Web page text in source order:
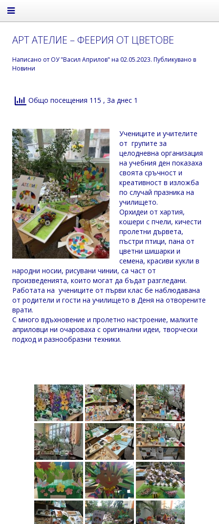
АРТ АТЕЛИЕ – ФЕЕРИЯ ОТ ЦВЕТОВЕ
Написано от ОУ "Васил Априлов" на 02.05.2023. Публикувано в
Новини
Общо посещения 115 , За днес 1
Учениците и учителите
от групите за
целодневна организация
на учебния ден показаха
своята сръчност и
креативност в изложба
по случай празника на
училището.
Орхидеи от хартия,
кошери с пчели, кичести
пролетни дървета,
пъстри птици, пана от
цветни шишарки и
семена, красиви кукли в
народни носии, рисувани чинии, са част от
произведенията, които могат да бъдат разгледани.
Работата на учениците от първи клас бе наблюдавана
от родители и гости на училището в Деня на отворените
врати.
С много вдъхновение и пролетно настроение, малките
априловци ни очароваха с оригинални идеи, творчески
подход и разнообразни техники.